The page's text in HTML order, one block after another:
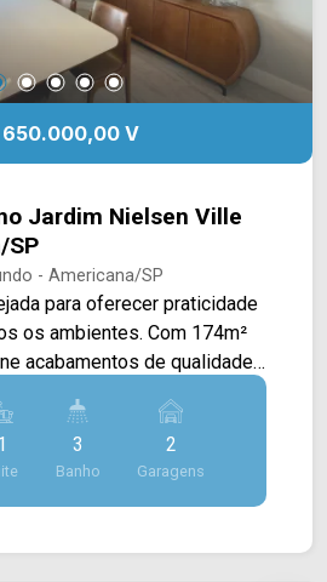
650.000,00 V
Jardim Nielsen Ville
SP
- Americana/SP
para oferecer praticidade
os ambientes. Com 174m²
acabamentos de qualidade,
e diferenciais que tornam o
para toda a família. A
ilha integra os espaços de
um ambiente perfeito para
closet, ar-
3
Banho
2
Garagens